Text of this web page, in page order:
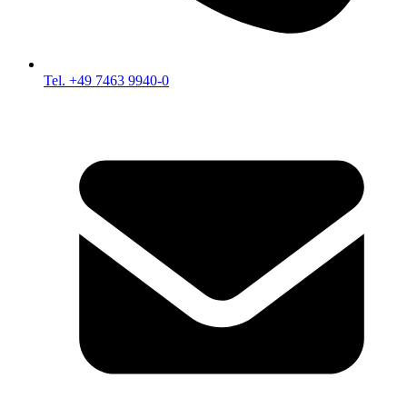
Tel. +49 7463 9940-0